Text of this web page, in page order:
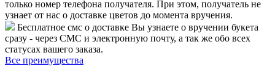
только номер телефона получателя. При этом, получатель не
узнает от нас о доставке цветов до момента вручения.
Бесплатное смс о доставке Вы узнаете о вручении букета
сразу - через СМС и электронную почту, а так же обо всех
статусах вашего заказа.
Все преимущества